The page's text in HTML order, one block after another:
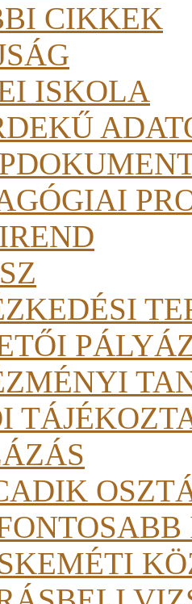
CIKKEK
ISKOLA